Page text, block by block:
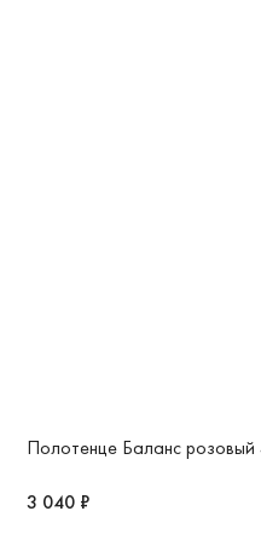
Полотенце Баланс
3 040 ₽